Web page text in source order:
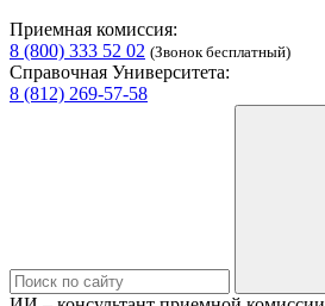
Приемная комиссия:
8 (800) 333 52 02 (Звонок бесплатный)
Справочная Университета:
8 (812) 269-57-58